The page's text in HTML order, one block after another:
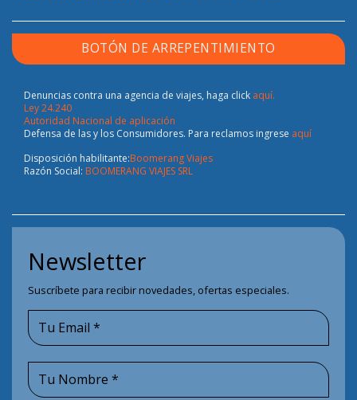
BOTÓN DE ARREPENTIMIENTO
Denuncias contra una agencia de viajes, haga click aquí.
Ley 24.240
Autoridad Nacional de aplicación
Defensa de las y los Consumidores. Para reclamos ingrese aquí
Disposición habilitante:Boomerang Viajes
Razón Social: BOOMERANG VIAJES SRL
Newsletter
Suscríbete para recibir novedades, ofertas especiales.